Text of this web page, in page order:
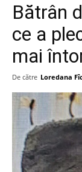
Bătrân
ce a
mai
De către Loredana